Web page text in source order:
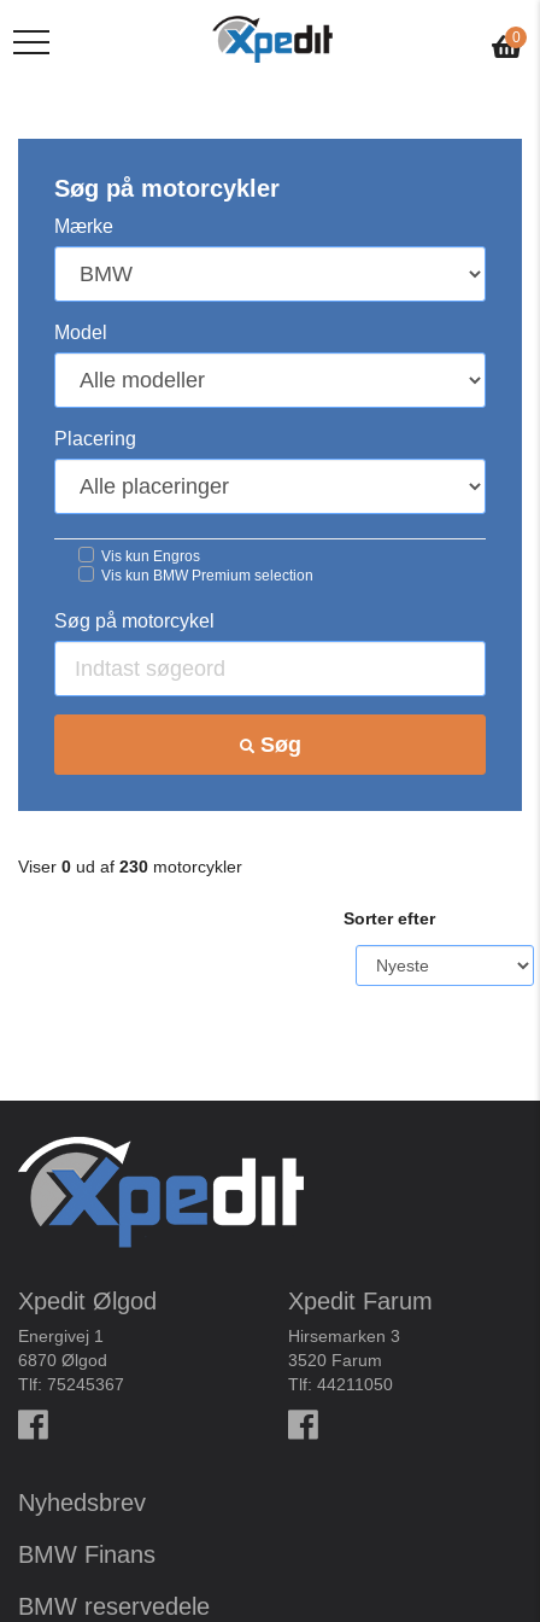
0
Søg på motorcykler
Mærke
Model
Placering
Vis kun Engros
Vis kun BMW Premium selection
Søg på motorcykel
Søg
Viser 0 ud af 230 motorcykler
Sorter efter
Xpedit Ølgod
Energivej 1
6870 Ølgod
Tlf: 75245367
Xpedit Farum
Hirsemarken 3
3520 Farum
Tlf: 44211050
Nyhedsbrev
BMW Finans
BMW reservedele